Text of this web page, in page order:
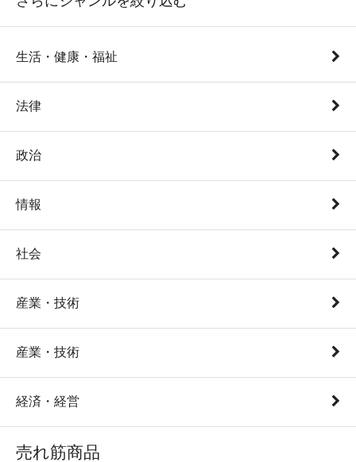
生活・健康・福祉
法律
政治
情報
社会
産業・技術
産業・技術
経済・経営
売れ筋商品